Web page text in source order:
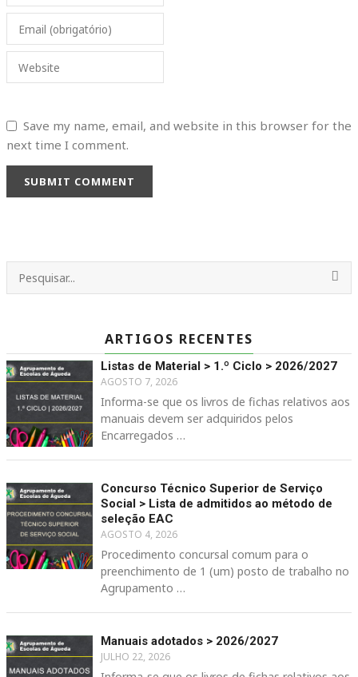
Email (obrigatório)
Website
Save my name, email, and website in this browser for the
next time I comment.
SUBMIT COMMENT
ARTIGOS RECENTES
Listas de Material > 1.º Ciclo > 2026/2027
AGOSTO 7, 2026
Informa-se que os livros de fichas relativos aos
manuais devem ser adquiridos pelos
Encarregados …
Concurso Técnico Superior de Serviço
Social > Lista de admitidos ao método de
seleção EAC
AGOSTO 4, 2026
Procedimento concursal comum para o
preenchimento de 1 (um) posto de trabalho no
Agrupamento …
Manuais adotados > 2026/2027
JULHO 22, 2026